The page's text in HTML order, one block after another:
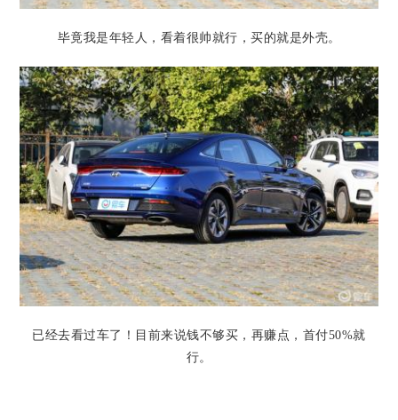
毕竟我是年轻人，看着很帅就行，买的就是外壳。
已经去看过车了！目前来说钱不够买，再赚点，首付50%就
行。